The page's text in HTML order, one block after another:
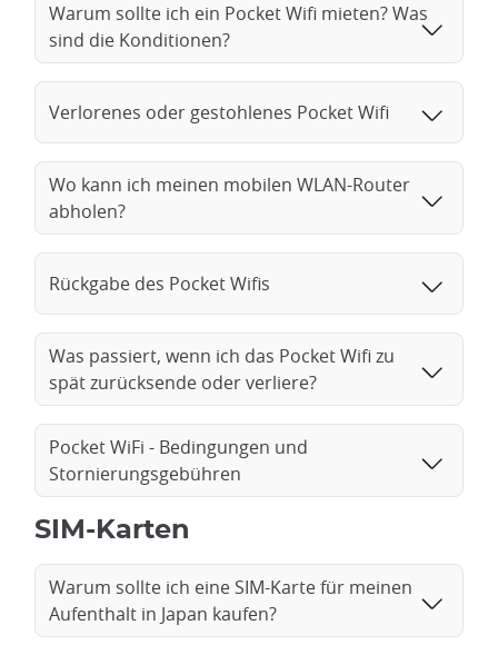
Warum sollte ich ein Pocket Wifi mieten? Was
sind die Konditionen?
Verlorenes oder gestohlenes Pocket Wifi
Wo kann ich meinen mobilen WLAN-Router
abholen?
Rückgabe des Pocket Wifis
Was passiert, wenn ich das Pocket Wifi zu
spät zurücksende oder verliere?
Pocket WiFi - Bedingungen und
Stornierungsgebühren
SIM-Karten
Warum sollte ich eine SIM-Karte für meinen
Aufenthalt in Japan kaufen?